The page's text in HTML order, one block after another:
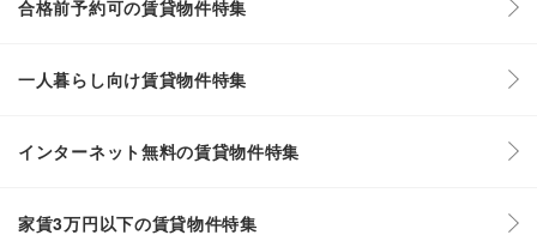
合格前予約可の賃貸物件特集
一人暮らし向け賃貸物件特集
インターネット無料の賃貸物件特集
家賃3万円以下の賃貸物件特集